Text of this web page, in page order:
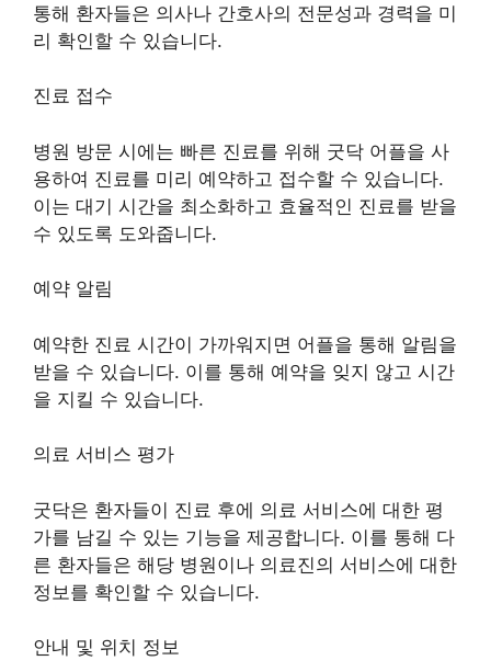
통해 환자들은 의사나 간호사의 전문성과 경력을 미
리 확인할 수 있습니다.
진료 접수
병원 방문 시에는 빠른 진료를 위해 굿닥 어플을 사
용하여 진료를 미리 예약하고 접수할 수 있습니다.
이는 대기 시간을 최소화하고 효율적인 진료를 받을
수 있도록 도와줍니다.
예약 알림
예약한 진료 시간이 가까워지면 어플을 통해 알림을
받을 수 있습니다. 이를 통해 예약을 잊지 않고 시간
을 지킬 수 있습니다.
의료 서비스 평가
굿닥은 환자들이 진료 후에 의료 서비스에 대한 평
가를 남길 수 있는 기능을 제공합니다. 이를 통해 다
른 환자들은 해당 병원이나 의료진의 서비스에 대한
정보를 확인할 수 있습니다.
안내 및 위치 정보